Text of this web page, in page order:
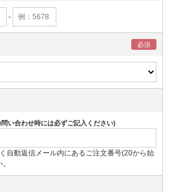
-
い合わせ時には必ずご記入ください)
自動返信メール内にあるご注文番号(20から始